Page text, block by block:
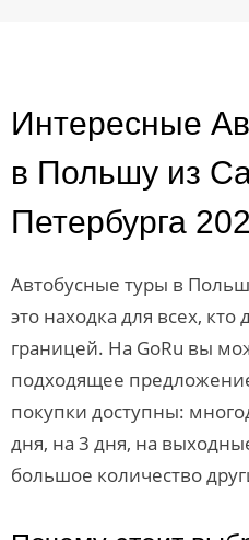
Интересные
в Польшу из
Петербурга
Автобусные туры в
это находка для всех,
границей. На GoRu вы
подходящее
покупки доступны:
дня, на 3 дня, на
большое количество